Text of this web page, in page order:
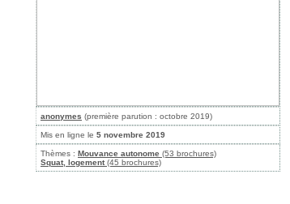
anonymes (première parution : octobre 2019)
Mis en ligne le 5 novembre 2019
Thèmes : Mouvance autonome (53 brochures)
Squat, logement(45 brochures)